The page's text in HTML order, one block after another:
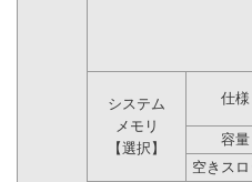
システム
メモリ
【選択】
仕様
容量
空きスロ